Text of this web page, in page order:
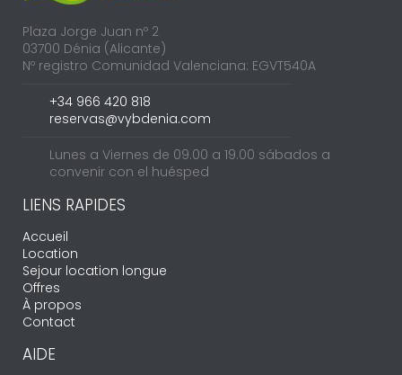
Plaza Jorge Juan nº 2
03700 Dénia (Alicante)
Nº registro Comunidad Valenciana: EGVT540A
+34 966 420 818
reservas@vybdenia.com
Lunes a Viernes de 09.00 a 19.00 sábados a
convenir con el huésped
LIENS RAPIDES
Accueil
Location
Sejour location longue
Offres
À propos
Contact
AIDE